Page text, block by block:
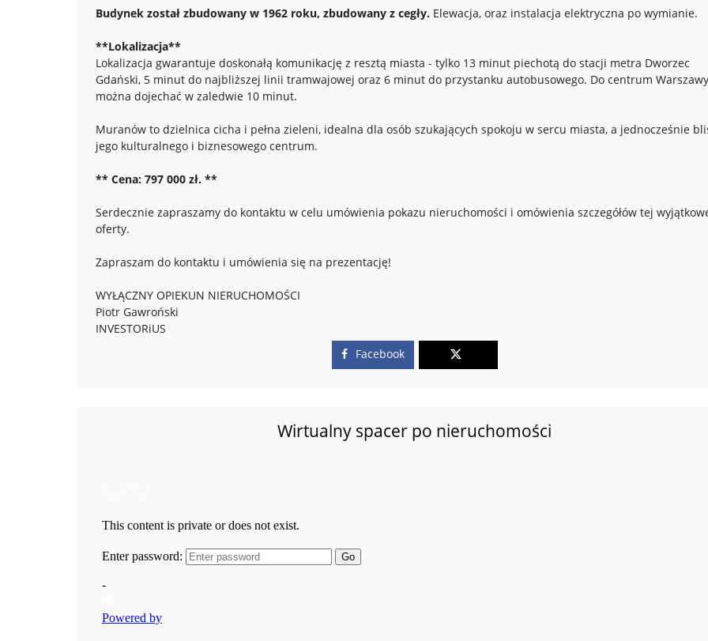
Budynek został zbudowany w 1962 roku, zbudowany z cegły. Elewacja, oraz instalacja elektryczna po wymianie.
**Lokalizacja**
Lokalizacja gwarantuje doskonałą komunikację z resztą miasta - tylko 13 minut piechotą do stacji metra Dworzec
Gdański, 5 minut do najbliższej linii tramwajowej oraz 6 minut do przystanku autobusowego. Do centrum Warszawy
można dojechać w zaledwie 10 minut.
Muranów to dzielnica cicha i pełna zieleni, idealna dla osób szukających spokoju w sercu miasta, a jednocześnie
jego kulturalnego i biznesowego centrum.
** Cena: 797 000 zł. **
Serdecznie zapraszamy do kontaktu w celu umówienia pokazu nieruchomości i omówienia szczegółów tej
oferty.
Zapraszam do kontaktu i umówienia się na prezentację!
WYŁĄCZNY OPIEKUN NIERUCHOMOŚCI
Piotr Gawroński
INVESTORiUS
Facebook
Wirtualny spacer po nieruchomości